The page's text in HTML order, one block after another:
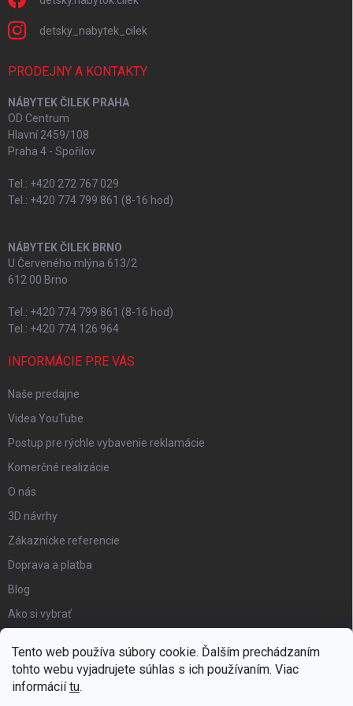
Tento web používa súbory cookie. Ďalším prechádzaním
tohto webu vyjadrujete súhlas s ich používaním. Viac
informáciítu.
detsky_nabytek_cilek
PRODEJNY A KONTAKTY
NÁBYTEK ČILEK PRAHA
OD Centrum
Hlavní 2459/108
Praha 4 - Spořilov
Tel.: +420 272 767 029
Tel.: +420 774 799 861 (8-16 hod)
NÁBYTEK ČILEK BRNO
U Červeného mlýna 613/2
612 00 Brno
Tel.: +420 774 799 861 (8-16 hod)
Tel.: +420 774 126 964
INFORMÁCIE PRE VÁS
Naše predajne
Videa YouTube
Postup pre rýchle vybavenie reklamácie
Komerčné realizácie
O nás
3D návrhy
Zákaznícke referencie
Doprava a platba
Blog
Ako si vybrať
Certifikát kvality
Moja objednávka